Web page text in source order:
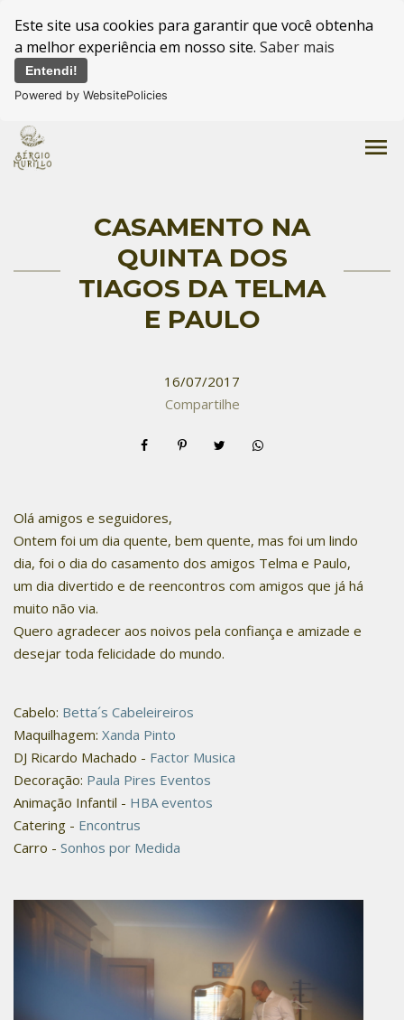
Este site usa cookies para garantir que você obtenha
a melhor experiência em nosso site. Saber mais
Entendi!
Powered by WebsitePolicies
menu
CASAMENTO NA
QUINTA DOS
TIAGOS DA TELMA
E PAULO
16/07/2017
Compartilhe
Olá amigos e seguidores,
Ontem foi um dia quente, bem quente, mas foi um lindo
dia, foi o dia do casamento dos amigos Telma e Paulo,
um dia divertido e de reencontros com amigos que já há
muito não via.
Quero agradecer aos noivos pela confiança e amizade e
desejar toda felicidade do mundo.
Cabelo: Betta´s Cabeleireiros
Maquilhagem: Xanda Pinto
DJ Ricardo Machado - Factor Musica
Decoração: Paula Pires Eventos
Animação Infantil - HBA eventos
Catering - Encontrus
Carro - Sonhos por Medida